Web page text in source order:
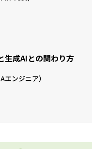
生成AIとの関わり方
ンジニア）